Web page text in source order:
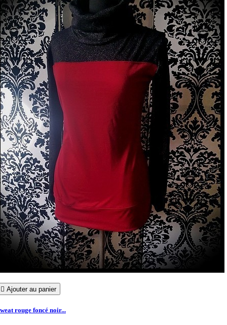
 Ajouter au panier
rouge foncé noir...